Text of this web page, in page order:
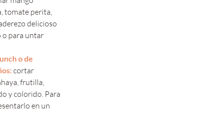
tomate perita,
delicioso
o para untar
o de
cortar
frutilla,
y colorido. Para
en un